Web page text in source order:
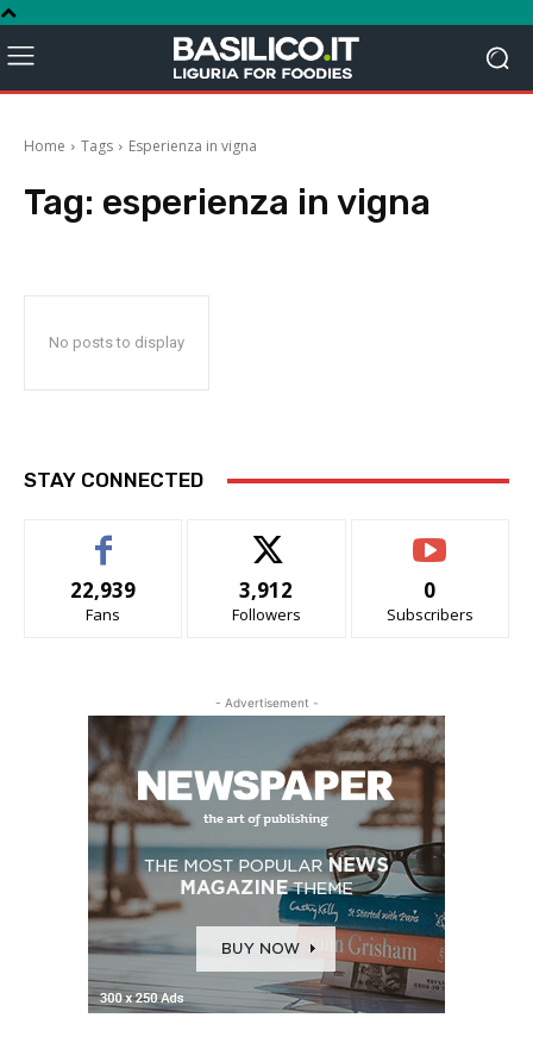
Home Tags Esperienza in vigna
Tag: esperienza in vigna
No posts to display
STAY CONNECTED
22,939
Fans
3,912
Followers
0
Subscribers
- Advertisement -